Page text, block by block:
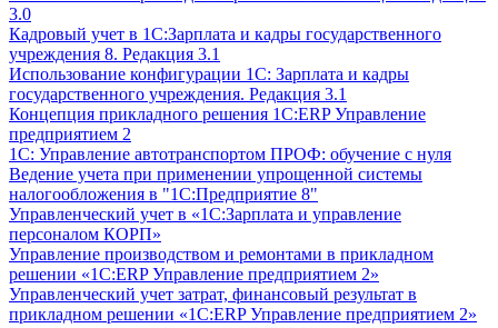
3.0
Кадровый учет в 1С:Зарплата и кадры государственного
учреждения 8. Редакция 3.1
Использование конфигурации ‎1С: Зарплата и кадры
государственного учреждения. Редакция 3.1
Концепция прикладного решения 1С:ERP Управление
предприятием 2
1С: Управление автотранспортом ПРОФ: обучение с нуля
Ведение учета при применении упрощенной системы
налогообложения в "1С:Предприятие 8"
Управленческий учет в «1C:Зарплата и управление
персоналом КОРП»
Управление производством и ремонтами в прикладном
решении «1С:ERP Управление предприятием 2»
Управленческий учет затрат, финансовый результат в
прикладном решении «1С:ERP Управление предприятием 2»